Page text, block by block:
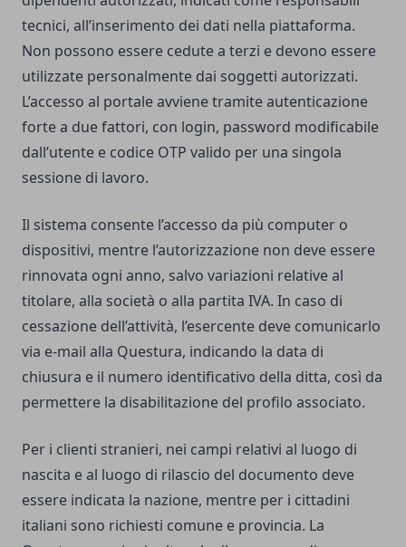
tecnici, all’inserimento dei dati nella piattaforma.
Non possono essere cedute a terzi e devono essere
utilizzate personalmente dai soggetti autorizzati.
L’accesso al portale avviene tramite autenticazione
forte a due fattori, con login, password modificabile
dall’utente e codice OTP valido per una singola
sessione di lavoro.
Il sistema consente l’accesso da più computer o
dispositivi, mentre l’autorizzazione non deve essere
rinnovata ogni anno, salvo variazioni relative al
titolare, alla società o alla partita IVA. In caso di
cessazione dell’attività, l’esercente deve comunicarlo
via e-mail alla Questura, indicando la data di
chiusura e il numero identificativo della ditta, così da
permettere la disabilitazione del profilo associato.
Per i clienti stranieri, nei campi relativi al luogo di
nascita e al luogo di rilascio del documento deve
essere indicata la nazione, mentre per i cittadini
italiani sono richiesti comune e provincia. La